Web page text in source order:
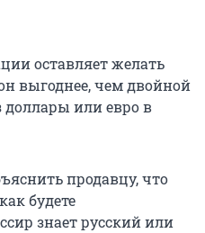
оставляет желать
выгоднее, чем двойной
или евро в
продавцу, что
будете
знает русский или